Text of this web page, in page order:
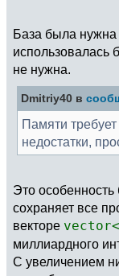
База была нужна
использовалась
не нужна.
Dmitriy40 в
Памяти
недостатки,
Это особенность
сохраняет все
векторе
миллиардного
С увеличением